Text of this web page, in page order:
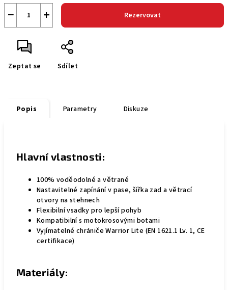
+
− Rezervovat
Zeptat se Sdílet
Popis Parametry Diskuze
Hlavní vlastnosti:
100% voděodolné a větrané
Nastavitelné zapínání v pase, šířka zad a větrací
otvory na stehnech
Flexibilní vsadky pro lepší pohyb
Kompatibilní s motokrosovými botami
Vyjímatelné chrániče Warrior Lite (EN 1621.1 Lv. 1, CE
certifikace)
Materiály: